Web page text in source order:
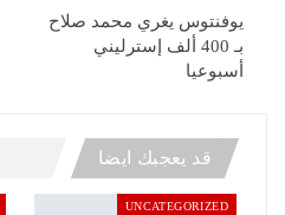
يوفنتوس يغري محمد صلاح
بـ 400 ألف إسترليني
أسبوعيا
قد يعجبك ايضا
UNCATEGORIZED